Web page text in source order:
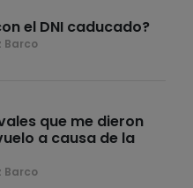
el DNI caducado?
Barco
que me dieron
a causa de la
Barco